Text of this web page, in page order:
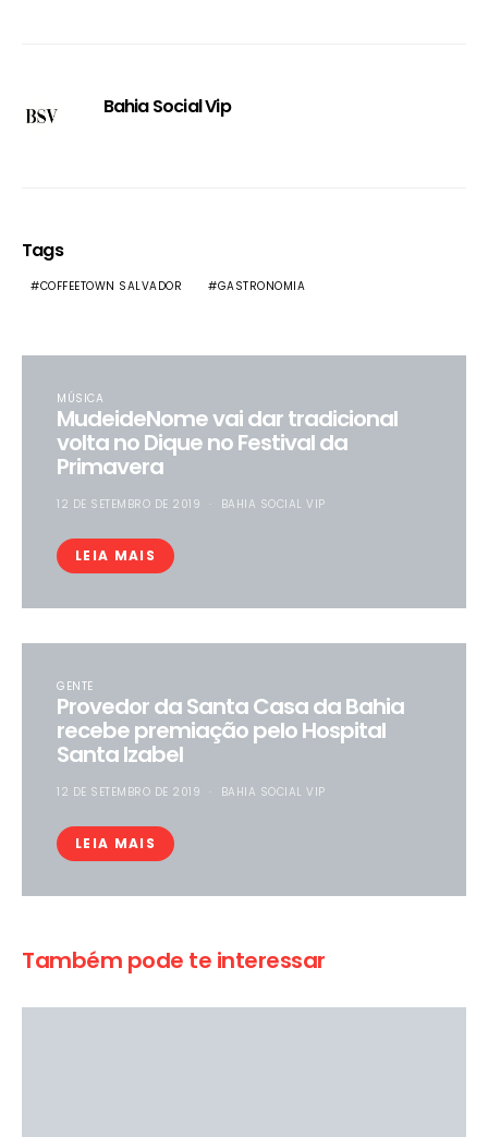
Bahia Social Vip
Tags
COFFEETOWN SALVADOR GASTRONOMIA
MÚSICA
MudeideNome vai dar tradicional
volta no Dique no Festival da
Primavera
12 DE SETEMBRO DE 2019 BAHIA SOCIAL VIP
LEIA MAIS
GENTE
Provedor da Santa Casa da Bahia
recebe premiação pelo Hospital
Santa Izabel
12 DE SETEMBRO DE 2019 BAHIA SOCIAL VIP
LEIA MAIS
Também pode te interessar